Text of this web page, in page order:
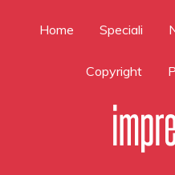
Home Speciali
Copyright